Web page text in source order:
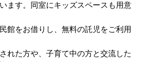
ます。同室にキッズスペースも用意
館をお借りし、無料の託児をご利用
れた方や、子育て中の方と交流した